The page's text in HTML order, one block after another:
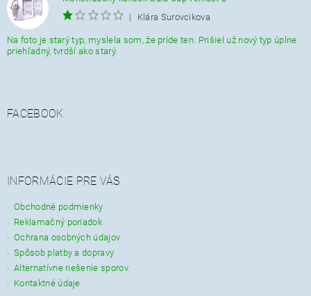
|
Klára Surovcikova
Na foto je starý typ, myslela som, že príde ten. Prišiel už nový typ úplne
priehľadný, tvrdší ako starý.
FACEBOOK
INFORMÁCIE PRE VÁS
Obchodné podmienky
Reklamačný poriadok
Ochrana osobných údajov
Spôsob platby a dopravy
Alternatívne riešenie sporov
Kontaktné údaje